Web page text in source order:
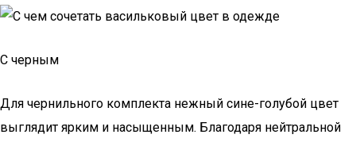
С черным
Для чернильного комплекта нежный сине-голубой цвет
выглядит ярким и насыщенным. Благодаря нейтральной